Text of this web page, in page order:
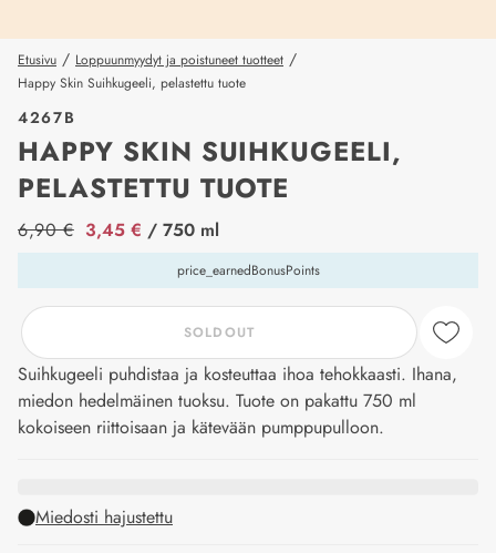
Etusivu / Loppuunmyydyt ja poistuneet tuotteet /
Happy Skin Suihkugeeli, pelastettu tuote
4267B
HAPPY SKIN SUIHKUGEELI,
PELASTETTU TUOTE
price_label
6,90 € 3,45 € / 750 ml
price_earnedBonusPoints
SOLDOUT
Suihkugeeli puhdistaa ja kosteuttaa ihoa tehokkaasti. Ihana,
miedon hedelmäinen tuoksu. Tuote on pakattu 750 ml
kokoiseen riittoisaan ja kätevään pumppupulloon.
Miedosti hajustettu